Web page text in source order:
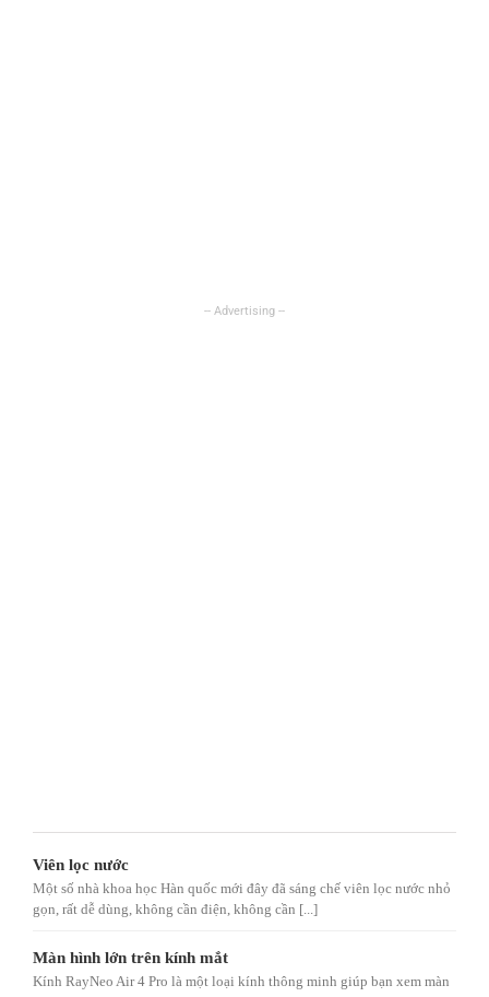
Viên lọc nước
Một số nhà khoa học Hàn quốc mới đây đã sáng chế viên lọc nước nhỏ
gọn, rất dễ dùng, không cần điện, không cần [...]
Màn hình lớn trên kính mắt
Kính RayNeo Air 4 Pro là một loại kính thông minh giúp bạn xem màn